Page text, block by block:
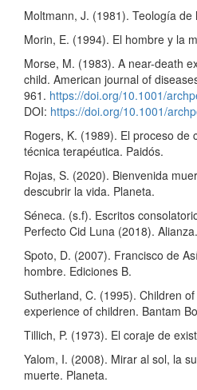
Moltmann, J. (1981). Teología
Morin, E. (1994). El hombre y la
Morse, M. (1983). A near-death
child. American journal of
961. https://doi.org/10.1001/
DOI: https://doi.org/10.1001/
Rogers, K. (1989). El proceso de
técnica terapéutica. Paidós.
Rojas, S. (2020). Bienvenida
descubrir la vida. Planeta.
Séneca. (s.f). Escritos
Perfecto Cid Luna (2018). Alianza.
Spoto, D. (2007). Francisco de
hombre. Ediciones B.
Sutherland, C. (1995). Children
experience of children. Bantam
Tillich, P. (1973). El coraje de
Yalom, I. (2008). Mirar al sol, la
muerte. Planeta.